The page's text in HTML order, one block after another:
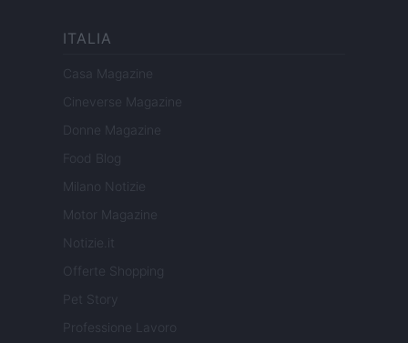
ITALIA
Casa Magazine
Cineverse Magazine
Donne Magazine
Food Blog
Milano Notizie
Motor Magazine
Notizie.it
Offerte Shopping
Pet Story
Professione Lavoro